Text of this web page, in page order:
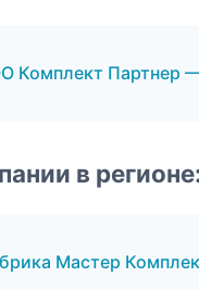
Комплект Партнер
в
Мастер